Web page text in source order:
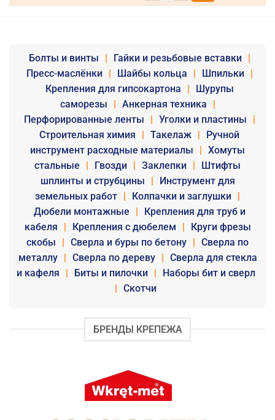
Болты и винты | Гайки и резьбовые вставки
|
Пресс-маслёнки
| Шайбы кольца | Шпильки
|
Крепления для гипсокартона
|
Шурупы
саморезы
| Анкерная техника
|
Перфорированные ленты
| Уголки и пластины
|
Строительная химия
| Такелаж |
Ручной
инструмент расходные материалы
| Хомуты
стальные
| Гвозди | Заклепки |
Штифты
шплинты и струбцины
|
Инструмент для
земельных работ | Колпачки и заглушки |
Дюбели монтажные
|
Крепления для труб и
кабеля
| Крепления с дюбелем |
Круги фрезы
скобы
| Сверла и буры по бетону | Сверла по
металлу
| Сверла по дереву | Сверла для стекла
и кафеля
| Биты и пилочки |
Наборы бит и сверл
| Скотчи
БРЕНДЫ КРЕПЕЖА